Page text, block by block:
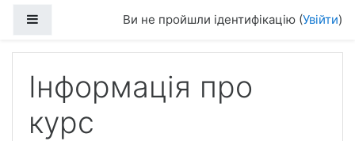
Ви не пройшли ідентифікацію (Увійти)
Інформація про
курс